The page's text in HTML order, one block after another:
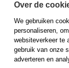
Koninklijke
Boom
Boom Hoger
Over de
We gebruiken
personaliseren,
websiteverkeer te
gebruik van onze
adverteren en